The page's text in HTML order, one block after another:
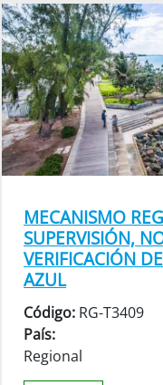
MECANISMO
SUPERVISIÓN,
VERIFICACIÓN
AZUL
Código: RG-T3409
País:
Regional